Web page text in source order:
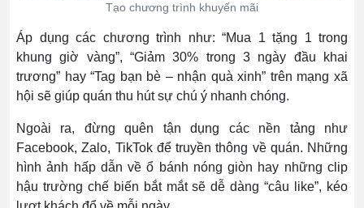
Tạo chương trình khuyến mãi
Áp dụng các chương trình như: “Mua 1 tặng 1 trong
khung giờ vàng”, “Giảm 30% trong 3 ngày đầu khai
trương” hay “Tag bạn bè – nhận quà xinh” trên mạng xã
hội sẽ giúp quán thu hút sự chú ý nhanh chóng.
Ngoài ra, đừng quên tận dụng các nền tảng như
Facebook, Zalo, TikTok để truyền thông về quán. Những
hình ảnh hấp dẫn về ổ bánh nóng giòn hay những clip
hậu trường chế biến bắt mắt sẽ dễ dàng “câu like”, kéo